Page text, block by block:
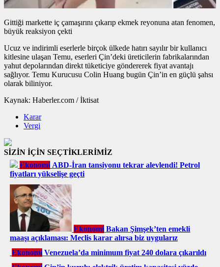
Gittiği markette iç çamaşırını çıkarıp ekmek reyonuna atan fenomen,
büyük reaksiyon çekti
Ucuz ve indirimli eserlerle birçok ülkede hatırı sayılır bir kullanıcı
kitlesine ulaşan Temu, eserleri Çin’deki üreticilerin fabrikalarından
yahut depolarından direkt tüketiciye göndererek fiyat avantajı
sağlıyor. Temu Kurucusu Colin Huang bugün Çin’in en güçlü şahsı
olarak biliniyor.
Kaynak: Haberler.com / İktisat
Karar
Vergi
SİZİN İÇİN SEÇTİKLERİMİZ
Ekonomi ABD-İran tansiyonu tekrar alevlendi! Petrol
fiyatları yükselişe geçti
Ekonomi Bakan Şimşek’ten emekli
maaşı açıklaması: Meclis karar alırsa biz uygularız
Ekonomi Venezuela’da minimum fiyat 240 dolara çıkarıldı